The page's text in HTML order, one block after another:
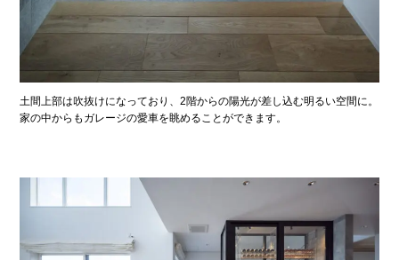
土間上部は吹抜けになっており、2階からの陽光が差し込む明るい空間に。
家の中からもガレージの愛車を眺めることができます。